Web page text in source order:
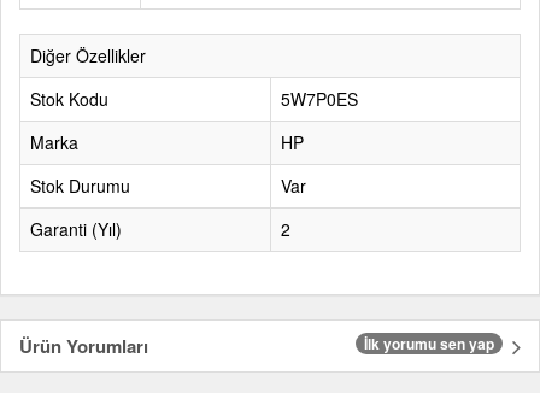
Diğer Özellikler
Stok Kodu
5W7P0ES
Marka
HP
Stok Durumu
Var
Garanti (Yıl)
2
Ürün Yorumları İlk yorumu sen yap